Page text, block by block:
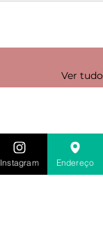
Ver tudo
Instagram Endereço